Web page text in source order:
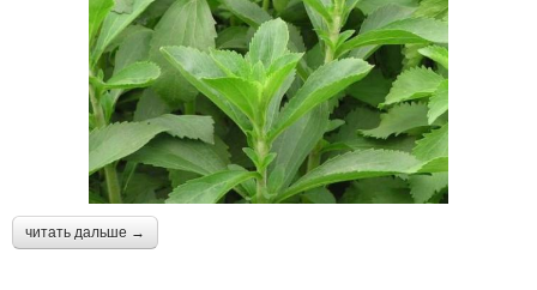
читать дальше →